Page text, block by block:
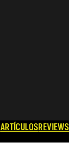
ARTÍCULOSREVIEWS